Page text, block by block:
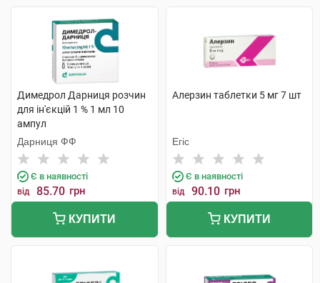
Димедрол Дарниця розчин
для ін'єкцій 1 % 1 мл 10
ампул
Дарниця ФФ
Є в наявності
від 85.70 грн
КУПИТИ
Алерзин таблетки 5 мг 7 шт
Егіс
Є в наявності
від 90.10 грн
КУПИТИ